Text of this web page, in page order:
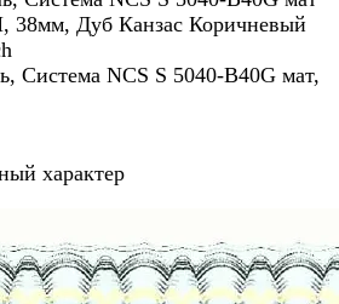
Дуб Канзас Коричневый
NCS S 5040-B40G мат,
характер